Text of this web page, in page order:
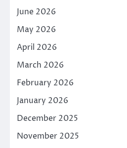
June 2026
May 2026
April 2026
March 2026
February 2026
January 2026
December 2025
November 2025